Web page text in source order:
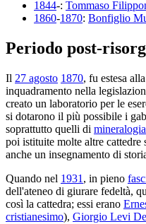
1844-: Tommaso
1860-1870: Bonfiglio
Periodo post-
Il 27 agosto 1870, fu estesa
inquadramento nella
creato un laboratorio per le
si dotarono il più possibile i
soprattutto quelli di mineralogia
poi istituite molte altre cattedre
anche un insegnamento di
Quando nel 1931 , in pieno
dell'ateneo di giurare fedeltà,
così la cattedra; essi erano
cristianesimo), Giorgio Levi